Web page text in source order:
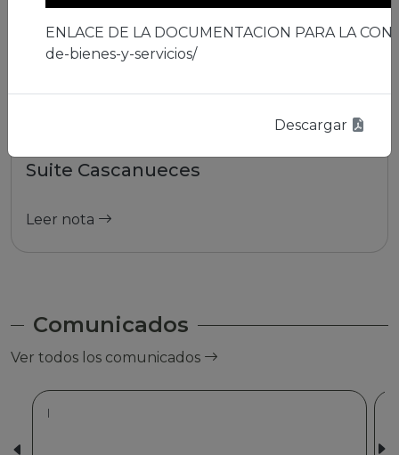
Suite Cascanueces
Leer nota
Comunicados
Ver todos los comunicados
|
ENLACE DE LA DOCUMENTACION PARA LA
de-bienes-y-servicios/
Descargar